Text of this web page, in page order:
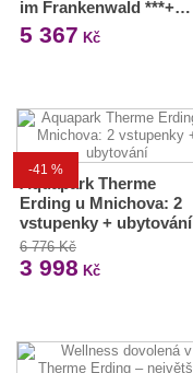
im Frankenwald ***+…
5 367 Kč
-41 %
Aquapark Therme
Erding u Mnichova: 2
vstupenky + ubytování
6 776 Kč
3 998 Kč